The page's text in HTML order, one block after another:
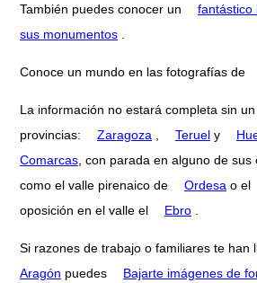
También puedes conocer un
fantástico
sus monumentos
Conoce un mundo en las fotografías de
La información no estará completa sin
provincias:
Zaragoza Teruel y
Comarcas , con parada en alguno de
como el valle pirenaico de
Ordesa o el
oposición en el valle el
Ebro
Si razones de trabajo o familiares te han
Aragón puedes
Bajarte imágenes de